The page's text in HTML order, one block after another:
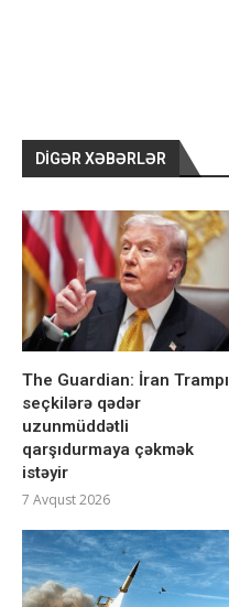
DIGƏR XƏBƏRLƏR
The Guardian: İran Trampı
seçkilərə qədər
uzunmüddətli
qarşıdurmaya çəkmək
istəyir
7 Avqust 2026